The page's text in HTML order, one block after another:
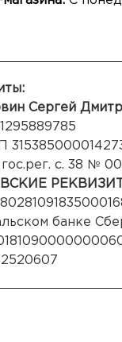
Сергей
с. 38 №
банке